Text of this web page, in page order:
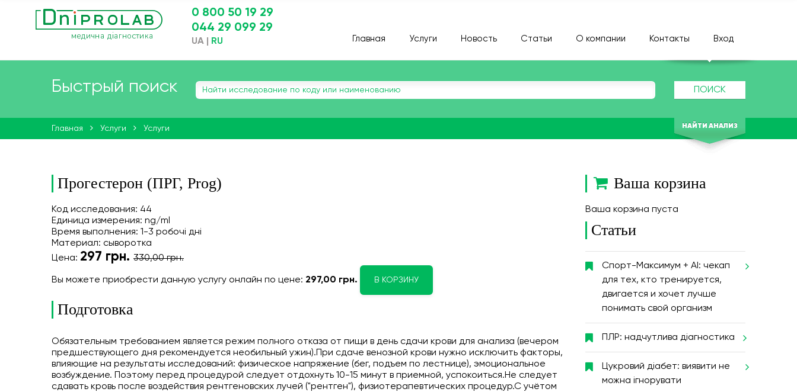
0 800 50 19 29
044 29 099 29
UA RU Главная Услуги Новость Статьи О компании Контакты Вход
Быстрый поиск ПОИСК
НАЙТИ АНАЛИЗ
Главная Услуги Услуги
Прогестерон (ПРГ, Prog)
Код исследования: 44
Единица измерения: ng/ml
Время выполнения: 1-3 робочі дні
Материал: сыворотка
Цена: 297 грн. 330,00 грн.
Вы можете приобрести данную услугу онлайн по цене: 297,00 грн. В КОРЗИНУ
Подготовка
Обязательным требованием является режим полного отказа от пищи в день сдачи крови для анализа (вечером
предшествующего дня рекомендуется необильный ужин).При сдаче венозной крови нужно исключить факторы,
влияющие на результаты исследований: физическое напряжение (бег, подъем по лестнице), эмоциональное
возбуждение. Поэтому перед процедурой следует отдохнуть 10-15 минут в приемной, успокоиться.Не следует
сдавать кровь после воздействия рентгеновских лучей ("рентген"), физиотерапевтических процедур.С учётом
Ваша корзина
Ваша корзина пуста
Статьи
Спорт-Максимум + AI: чекап
для тех, кто тренируется,
двигается и хочет лучше
понимать свой организм
ПЛР: надчутлива діагностика
Цукровий діабет: виявити не
можна ігнорувати